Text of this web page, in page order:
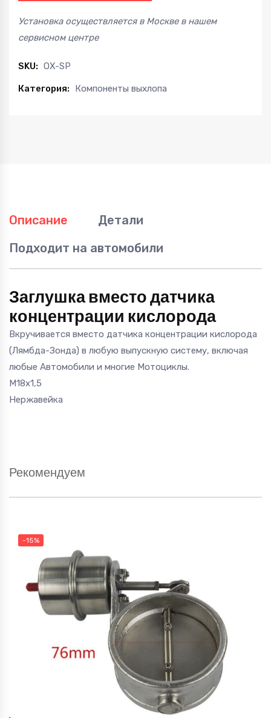
Установка осуществляется в Москве в нашем
сервисном центре
SKU: OX-SP
Категория: Компоненты выхлопа
Описание
Детали
Подходит на автомобили
Заглушка вместо датчика
концентрации кислорода
Вкручивается вместо датчика концентрации кислорода
(Лямбда-Зонда) в любую выпускную систему, включая
любые Автомобили и многие Мотоциклы.
М18х1,5
Нержавейка
Рекомендуем
-15%